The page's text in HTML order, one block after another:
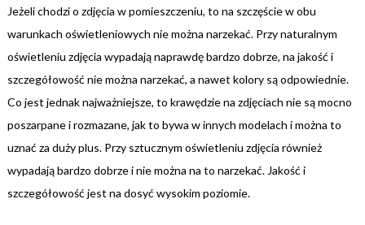
Jeżeli chodzi o zdjęcia w pomieszczeniu, to na szczęście w obu
warunkach oświetleniowych nie można narzekać. Przy naturalnym
oświetleniu zdjęcia wypadają naprawdę bardzo dobrze, na jakość i
szczegółowość nie można narzekać, a nawet kolory są odpowiednie.
Co jest jednak najważniejsze, to krawędzie na zdjęciach nie są mocno
poszarpane i rozmazane, jak to bywa w innych modelach i można to
uznać za duży plus. Przy sztucznym oświetleniu zdjęcia również
wypadają bardzo dobrze i nie można na to narzekać. Jakość i
szczegółowość jest na dosyć wysokim poziomie.